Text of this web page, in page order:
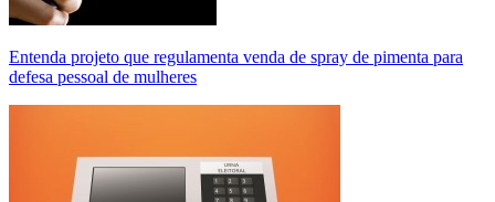
Entenda projeto que regulamenta venda de spray de pimenta para
defesa pessoal de mulheres